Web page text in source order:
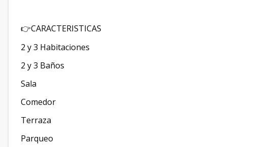
👉CARACTERISTICAS
2 y 3 Habitaciones
2 y 3 Baños
Sala
Comedor
Terraza
Parqueo